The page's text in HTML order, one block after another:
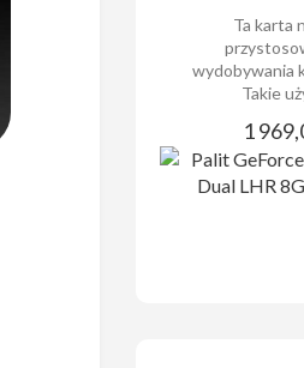
Ta karta
wydobywania
Takie
1